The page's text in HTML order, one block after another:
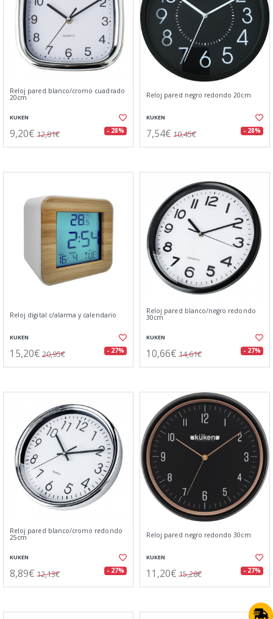
Reloj pared blanco/cromo cuadrado
20cm
KUKEN
9,20€ 12,81€ - 28%
Reloj pared negro redondo 20cm
KUKEN
7,54€ 10,45€ - 28%
Reloj digital c/alarma y calendario
KUKEN
15,20€ 20,95€ - 27%
Reloj pared blanco/negro redondo
30cm
KUKEN
10,66€ 14,61€ - 27%
Reloj pared blanco/cromo redondo
25cm
KUKEN
8,89€ 12,13€ - 27%
Reloj pared negro redondo 30cm
KUKEN
11,20€ 15,28€ - 27%